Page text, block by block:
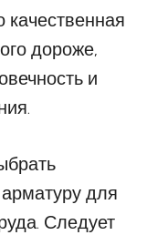
качественная
дороже,
и
для
Следует